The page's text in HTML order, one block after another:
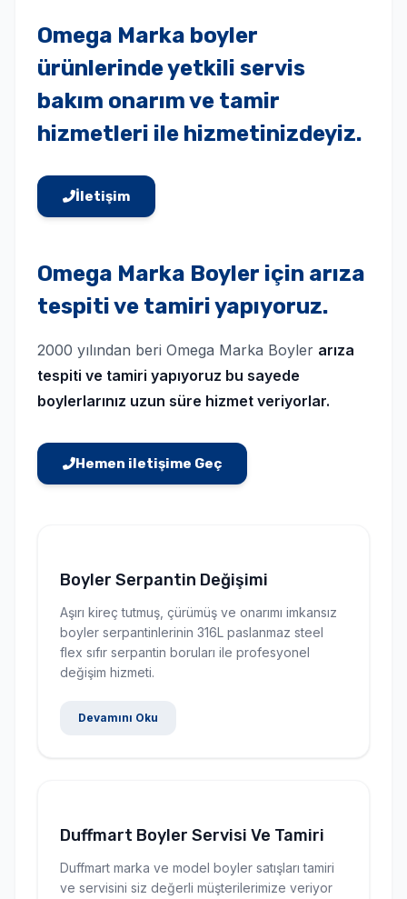
Omega Marka boyler
ürünlerinde yetkili servis
bakım onarım ve tamir
hizmetleri ile hizmetinizdeyiz.
İletişim
Omega Marka Boyler için arıza
tespiti ve tamiri yapıyoruz.
2000 yılından beri Omega Marka Boyler arıza
tespiti ve tamiri yapıyoruz bu sayede
boylerlarınız uzun süre hizmet veriyorlar.
Hemen iletişime Geç
Boyler Serpantin Değişimi
Aşırı kireç tutmuş, çürümüş ve onarımı imkansız
boyler serpantinlerinin 316L paslanmaz steel
flex sıfır serpantin boruları ile profesyonel
değişim hizmeti.
Devamını Oku
Duffmart Boyler Servisi Ve Tamiri
Duffmart marka ve model boyler satışları tamiri
ve servisini siz değerli müşterilerimize veriyor